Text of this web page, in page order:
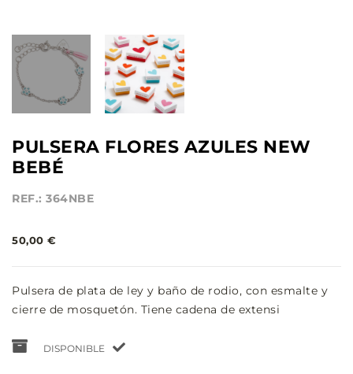
PULSERA FLORES AZULES NEW
BEBÉ
REF.: 364NBE
50,00 €
Pulsera de plata de ley y baño de rodio, con esmalte y
cierre de mosquetón. Tiene cadena de extensi
DISPONIBLE